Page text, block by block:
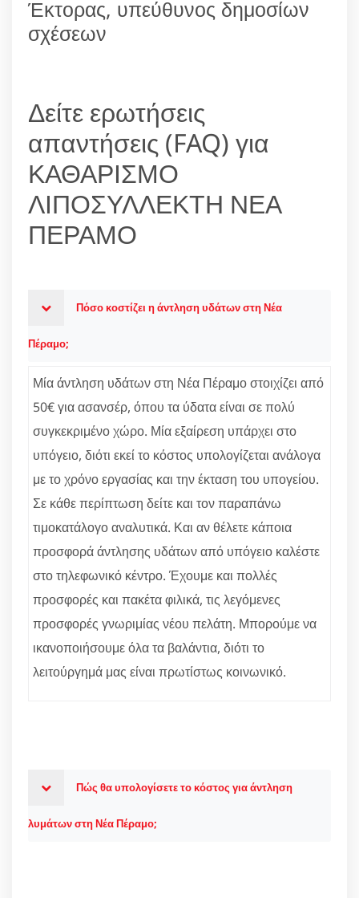
Έκτορας, υπεύθυνος δημοσίων
σχέσεων
Δείτε ερωτήσεις
απαντήσεις (FAQ) για
ΚΑΘΑΡΙΣΜΟ
ΛΙΠΟΣΥΛΛΕΚΤΗ ΝΕΑ
ΠΕΡΑΜΟ
Πόσο κοστίζει η άντληση υδάτων στη Νέα
Πέραμο;
Μία άντληση υδάτων στη Νέα Πέραμο στοιχίζει από
50€ για ασανσέρ, όπου τα ύδατα είναι σε πολύ
συγκεκριμένο χώρο. Μία εξαίρεση υπάρχει στο
υπόγειο, διότι εκεί το κόστος υπολογίζεται ανάλογα
με το χρόνο εργασίας και την έκταση του υπογείου.
Σε κάθε περίπτωση δείτε και τον παραπάνω
τιμοκατάλογο αναλυτικά. Και αν θέλετε κάποια
προσφορά άντλησης υδάτων από υπόγειο καλέστε
στο τηλεφωνικό κέντρο. Έχουμε και πολλές
προσφορές και πακέτα φιλικά, τις λεγόμενες
προσφορές γνωριμίας νέου πελάτη. Μπορούμε να
ικανοποιήσουμε όλα τα βαλάντια, διότι το
λειτούργημά μας είναι πρωτίστως κοινωνικό.
Πώς θα υπολογίσετε το κόστος για άντληση
λυμάτων στη Νέα Πέραμο;